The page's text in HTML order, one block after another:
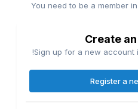
You need to be a member
Create
Sign up for a new account
Register a